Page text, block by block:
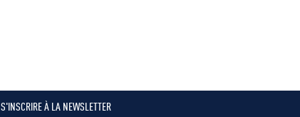
S'INSCRIRE À LA NEWSLETTER